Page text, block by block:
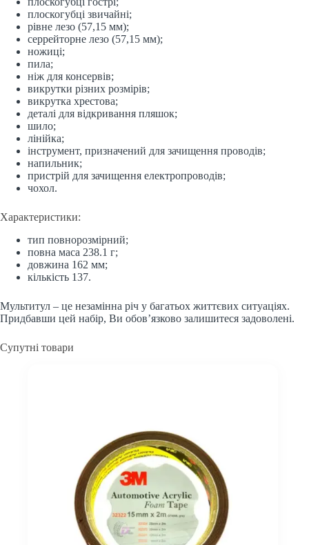
плоскогубці звичайні;
рівне лезо (57,15 мм);
серрейторне лезо (57,15 мм);
ножиці;
пила;
ніж для консервів;
викрутки різних розмірів;
викрутка хрестова;
деталі для відкривання пляшок;
шило;
лінійка;
інструмент, призначений для зачищення проводів;
напильник;
пристрій для зачищення електропроводів;
чохол.
Характеристики:
тип повнорозмірний;
повна маса 238.1 г;
довжина 162 мм;
кількість 137.
Мультитул – це незамінна річ у багатьох життєвих ситуаціях.
Придбавши цей набір, Ви обов’язково залишитеся задоволені.
Супутні товари